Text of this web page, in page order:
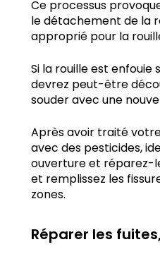
Ce processus
le détachement de la
approprié pour la
Si la rouille est enfouie
devrez peut-être
souder avec une
Après avoir traité
avec des pesticides,
ouverture et réparez-
et remplissez les
zones.
Réparer les